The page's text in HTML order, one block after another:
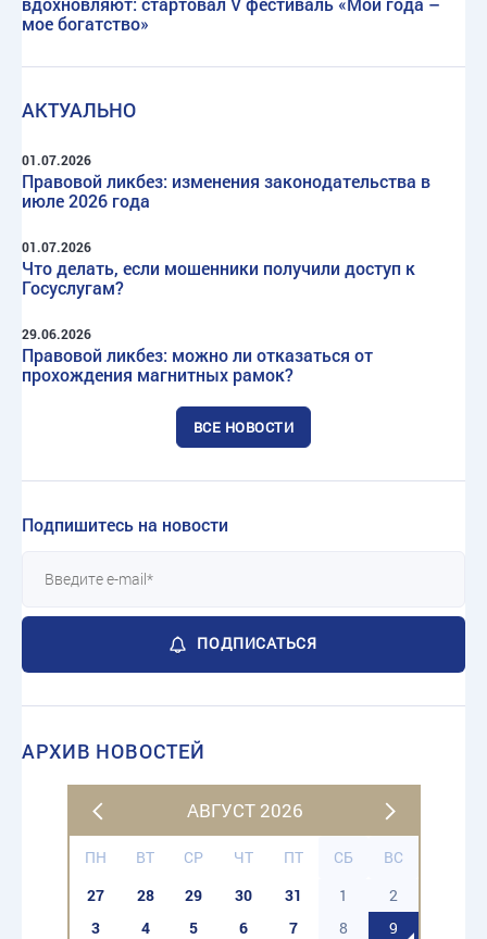
мое богатство»
АКТУАЛЬНО
01.07.2026
Правовой ликбез: изменения законодательства в
июле 2026 года
01.07.2026
Что делать, если мошенники получили доступ к
Госуслугам?
29.06.2026
Правовой ликбез: можно ли отказаться от
прохождения магнитных рамок?
ВСЕ НОВОСТИ
Подпишитесь на новости
ПОДПИСАТЬСЯ
АРХИВ НОВОСТЕЙ
АВГУСТ 2026
ПН ВТ СР ЧТ ПТ СБ
ВС
27
28 29 30 31 1
2
3
4 5 6 7 8
9